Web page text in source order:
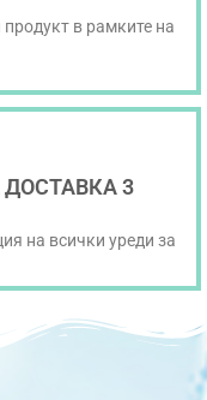
в рамките на
3
на всички уреди за